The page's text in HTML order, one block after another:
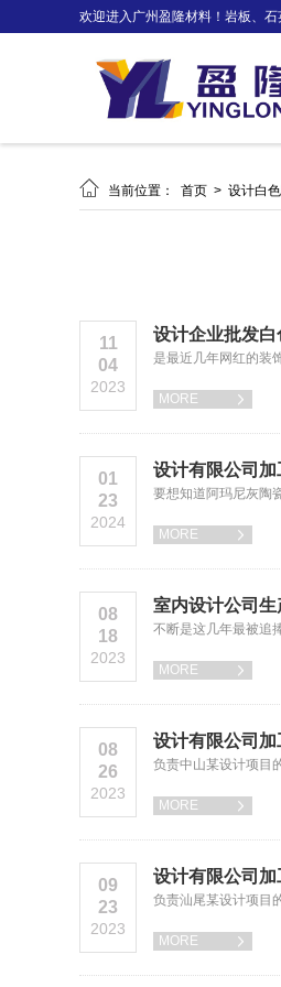
欢迎进入广州盈隆材料！岩板、
 当前位置： 首页 > 设计白
11
04
2023
设计企业批发
是最近几年网红的装
MORE 
01
23
2024
设计有限公司
要想知道阿玛尼灰陶
MORE 
08
18
2023
室内设计公司
不断是这几年最被追
MORE 
08
26
2023
设计有限公司
负责中山某设计项目
MORE 
09
23
2023
设计有限公司
负责汕尾某设计项目
MORE 